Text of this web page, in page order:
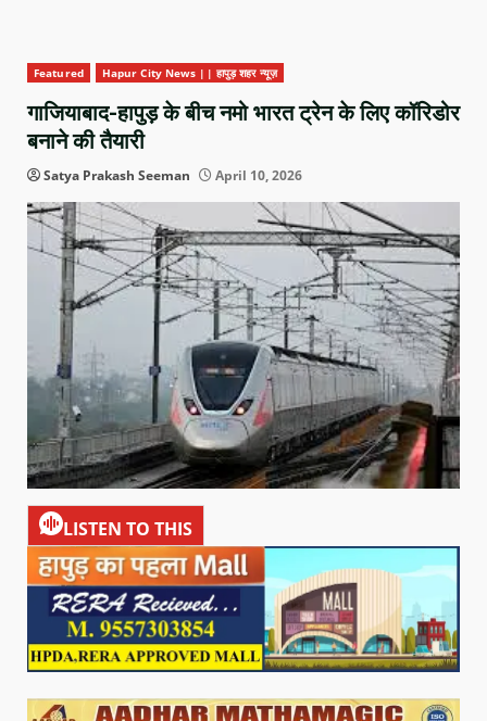
Featured Hapur City News || हापुड़ शहर न्यूज़
गाजियाबाद-हापुड़ के बीच नमो भारत ट्रेन के लिए कॉरिडोर
बनाने की तैयारी
Satya Prakash Seeman April 10, 2026
LISTEN TO THIS